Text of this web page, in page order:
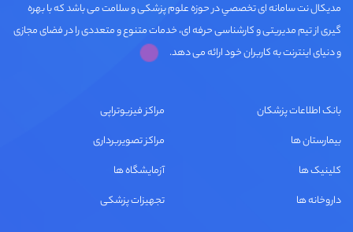
مديكال نت سامانه ای تخصصي در حوزه علوم پزشکی و سلامت می باشد که با بهره
گیری از تیم مدیریتی و کارشناسی حرفه ای، خدمات متنوع و متعددی را در فضای مجازی
و دنیای اینترنت به کاربران خود ارائه می دهد.
بانک اطلاعات پزشکان
بیمارستان ها
کلینیک ها
داروخانه ها
مراکز فیزیوتراپی
مراکز تصویربرداری
آزمایشگاه ها
تجهیزات پزشکی